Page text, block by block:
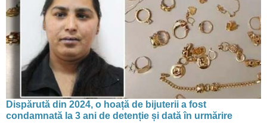
Dispărută din 2024, o hoață de bijuterii a fost
condamnată la 3 ani de detenție și dată în urmărire